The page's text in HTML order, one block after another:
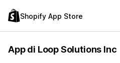
Shopify App Store
App di Loop Solutions Inc